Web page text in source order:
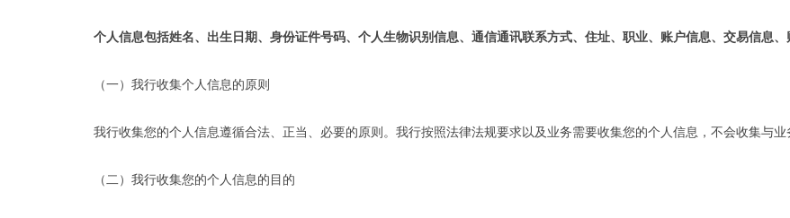
个人信息包括姓名、出生日期、身份证件号码、个人生物识别信息、通信通讯联系方式、住址、职业、账户信息、交易信息
（一）我行收集个人信息的原则
我行收集您的个人信息遵循合法、正当、必要的原则。我行按照法律法规要求以及业务需要收集您的个人信息，不会收集与
（二）我行收集您的个人信息的目的